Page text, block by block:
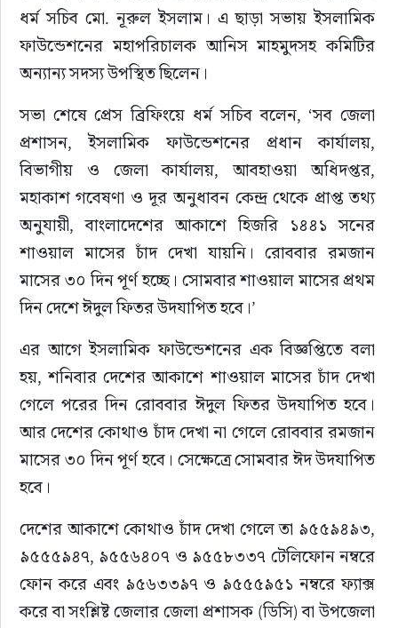
ধর্ম সচিব মো. নূরুল ইসলাম। এ ছাড়া সভায় ইসলামিক
ফাউন্ডেশনের মহাপরিচালক আনিস মাহমুদসহ কমিটির
অন্যান্য সদস্য উপস্থিত ছিলেন।
সভা শেষে প্রেস ব্রিফিংয়ে ধর্ম সচিব বলেন, ‘সব জেলা
প্রশাসন, ইসলামিক ফাউন্ডেশনের প্রধান কার্যালয়,
বিভাগীয় ও জেলা কার্যালয়, আবহাওয়া অধিদপ্তর,
মহাকাশ গবেষণা ও দূর অনুধাবন কেন্দ্র থেকে প্রাপ্ত তথ্য
অনুযায়ী, বাংলাদেশের আকাশে হিজরি ১৪৪১ সনের
শাওয়াল মাসের চাঁদ দেখা যায়নি। রোববার রমজান
মাসের ৩০ দিন পূর্ণ হচ্ছে। সোমবার শাওয়াল মাসের প্রথম
দিন দেশে ঈদুল ফিতর উদযাপিত হবে।’
এর আগে ইসলামিক ফাউন্ডেশনের এক বিজ্ঞপ্তিতে বলা
হয়, শনিবার দেশের আকাশে শাওয়াল মাসের চাঁদ দেখা
গেলে পরের দিন রোববার ঈদুল ফিতর উদযাপিত হবে।
আর দেশের কোথাও চাঁদ দেখা না গেলে রোববার রমজান
মাসের ৩০ দিন পূর্ণ হবে। সেক্ষেত্রে সোমবার ঈদ উদযাপিত
হবে।
দেশের আকাশে কোথাও চাঁদ দেখা গেলে তা ৯৫৫৯৪৯৩,
৯৫৫৫৯৪৭, ৯৫৫৬৪০৭ ও ৯৫৫৮৩৩৭ টেলিফোন নম্বরে
ফোন করে এবং ৯৫৬৩৩৯৭ ও ৯৫৫৫৯৫১ নম্বরে ফ্যাক্স
করে বা সংশ্লিষ্ট জেলার জেলা প্রশাসক (ডিসি) বা উপজেলা